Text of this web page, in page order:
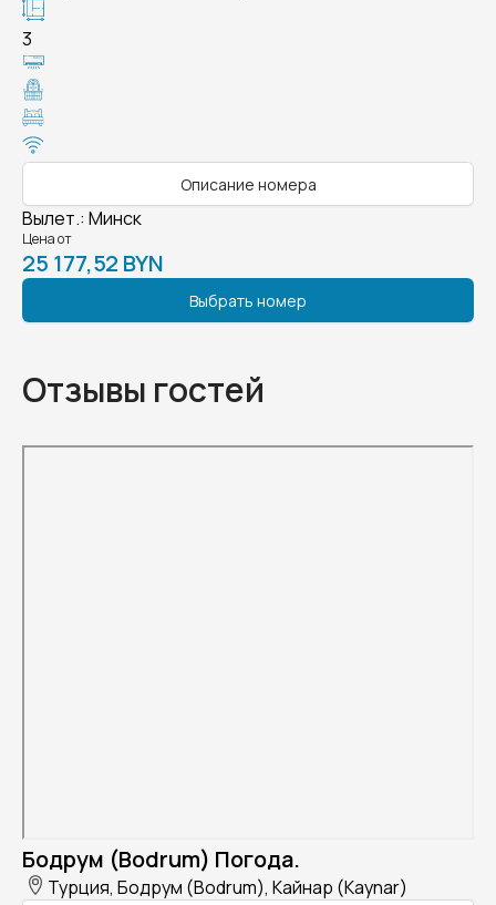
3
Описание номера
Вылет.: Минск
Цена от
25 177,52 BYN
Выбрать номер
Отзывы гостей
Бодрум (Bodrum) Погода.
Турция, Бодрум (Bodrum), Кайнар (Kaynar)